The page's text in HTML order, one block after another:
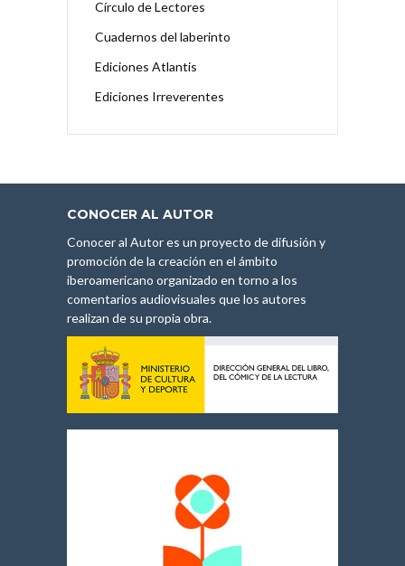
Círculo de Lectores
Cuadernos del laberinto
Ediciones Atlantis
Ediciones Irreverentes
CONOCER AL AUTOR
Conocer al Autor es un proyecto de difusión y
promoción de la creación en el ámbito
iberoamericano organizado en torno a los
comentarios audiovisuales que los autores
realizan de su propia obra.